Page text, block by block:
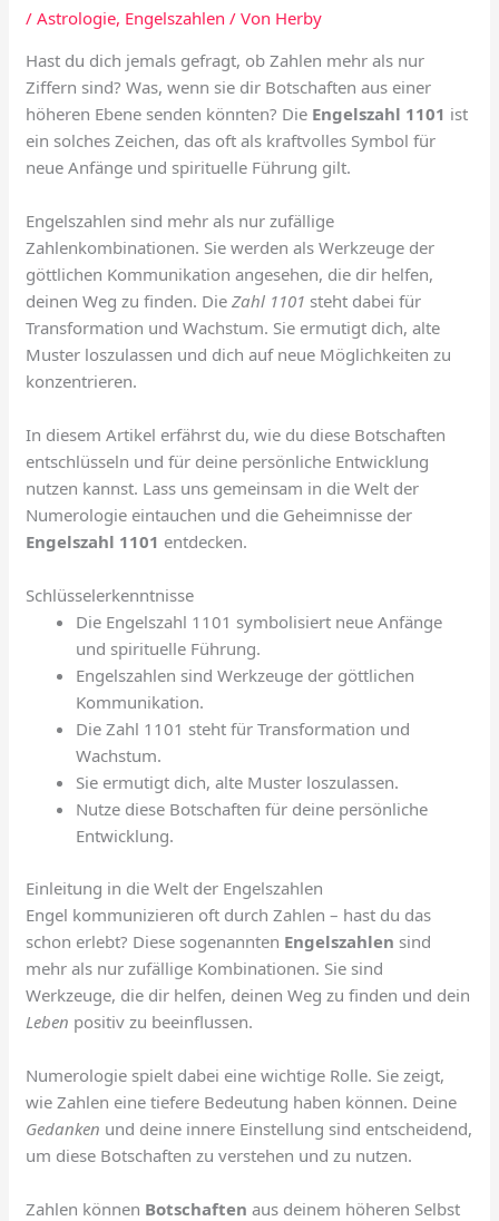
/Astrologie, Engelszahlen / Von Herby
Hast du dich jemals gefragt, ob Zahlen mehr als nur
Ziffern sind? Was, wenn sie dir Botschaften aus einer
höheren Ebene senden könnten? Die Engelszahl 1101 ist
ein solches Zeichen, das oft als kraftvolles Symbol für
neue Anfänge und spirituelle Führung gilt.
Engelszahlen sind mehr als nur zufällige
Zahlenkombinationen. Sie werden als Werkzeuge der
göttlichen Kommunikation angesehen, die dir helfen,
deinen Weg zu finden. DieZahl 1101 steht dabei für
Transformation und Wachstum. Sie ermutigt dich, alte
Muster loszulassen und dich auf neue Möglichkeiten zu
konzentrieren.
In diesem Artikel erfährst du, wie du diese Botschaften
entschlüsseln und für deine persönliche Entwicklung
nutzen kannst. Lass uns gemeinsam in die Welt der
Numerologie eintauchen und die Geheimnisse der
Engelszahl 1101 entdecken.
Schlüsselerkenntnisse
Die Engelszahl 1101 symbolisiert neue Anfänge
und spirituelle Führung.
Engelszahlen sind Werkzeuge der göttlichen
Kommunikation.
Die Zahl 1101 steht für Transformation und
Wachstum.
Sie ermutigt dich, alte Muster loszulassen.
Nutze diese Botschaften für deine persönliche
Entwicklung.
Einleitung in die Welt der Engelszahlen
Engel kommunizieren oft durch Zahlen – hast du das
schon erlebt? Diese sogenannten Engelszahlen sind
mehr als nur zufällige Kombinationen. Sie sind
Werkzeuge, die dir helfen, deinen Weg zu finden und dein
Leben positiv zu beeinflussen.
Numerologie spielt dabei eine wichtige Rolle. Sie zeigt,
wie Zahlen eine tiefere Bedeutung haben können. Deine
Gedanken und deine innere Einstellung sind entscheidend,
um diese Botschaften zu verstehen und zu nutzen.
Zahlen können Botschaften aus deinem höheren Selbst